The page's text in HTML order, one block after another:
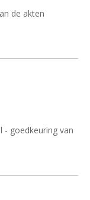
de akten
- goedkeuring van